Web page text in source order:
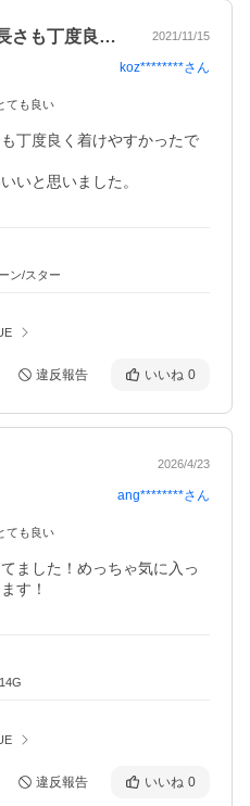
チェーンの長さもバーの長さも丁度良く着… 2021/11/15
koz********さん
ても良い
丁度良く着けやすかったで
いと思いました。
ン/スター
違反報告 いいね 0
2026/4/23
ang********さん
ても良い
ました！めっちゃ気に入っ
す！
違反報告 いいね 0